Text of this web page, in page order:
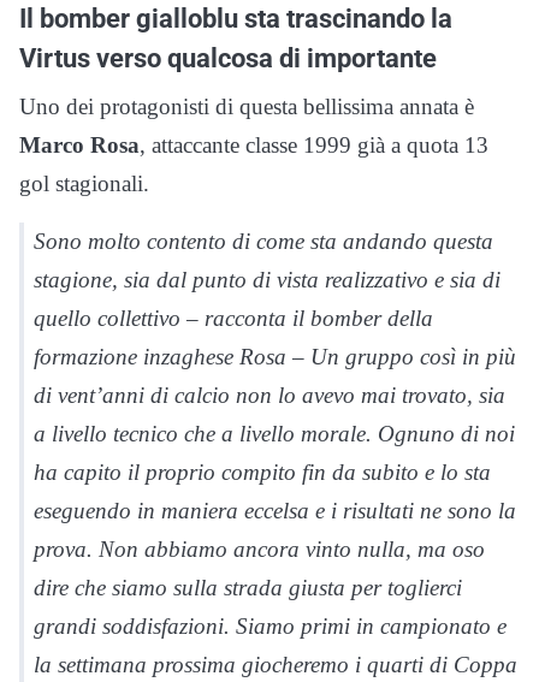
Il bomber gialloblu sta trascinando la
Virtus verso qualcosa di importante
Uno dei protagonisti di questa bellissima annata è
Marco Rosa, attaccante classe 1999 già a quota 13
gol stagionali.
Sono molto contento di come sta andando questa
stagione, sia dal punto di vista realizzativo e sia di
quello collettivo – racconta il bomber della
formazione inzaghese Rosa – Un gruppo così in più
di vent’anni di calcio non lo avevo mai trovato, sia
a livello tecnico che a livello morale. Ognuno di noi
ha capito il proprio compito fin da subito e lo sta
eseguendo in maniera eccelsa e i risultati ne sono la
prova. Non abbiamo ancora vinto nulla, ma oso
dire che siamo sulla strada giusta per toglierci
grandi soddisfazioni. Siamo primi in campionato e
la settimana prossima giocheremo i quarti di Coppa